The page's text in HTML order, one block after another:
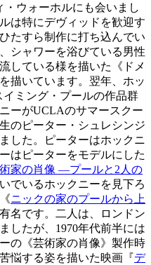
ウォーホルにも会いまし
は特にデヴィッドを歓迎す
たすら制作に打ち込んでい
シャワーを浴びている男性
している様を描いた《ドメ
描いています。翌年、ホッ
ミング・プールの作品群
ーがUCLAのサマースクー
のピーター・シュレシンジ
した。ピーターはホックニ
はピーターをモデルにした
家の肖像 ―プールと2人の
でいるホックニーを見下ろ
ニックの家のプールから上
名です。二人は、ロンドン
したが、1970年代前半には
の《芸術家の肖像》製作時
悩する姿を描いた映画『デ